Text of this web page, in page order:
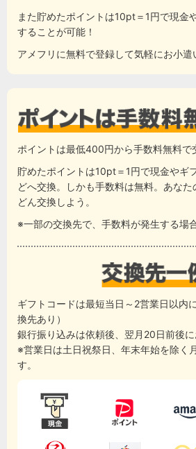
また貯めたポイントは10pt＝1円で現金
することが可能！
アメフリに無料で登録して気軽にお小遣
ポイントは最低400円から手数料無料で
貯めたポイントは10pt＝1円で現金やギ
どへ交換。しかも手数料は無料。あな
どん交換しよう。
※一部の交換先で、手数料が発生する場
ギフトコードは最短当日～2営業日以内
換先あり）
銀行振り込みは依頼後、翌月20日前後に
※営業日は土日祝祭日、年末年始を除く
す。